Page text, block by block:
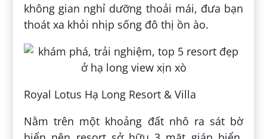
không gian nghỉ dưỡng thoải mái, đưa bạn
thoát xa khỏi nhịp sống đô thị ồn ào.
Royal Lotus Hạ Long Resort & Villa
Nằm trên một khoảng đất nhô ra sát bờ